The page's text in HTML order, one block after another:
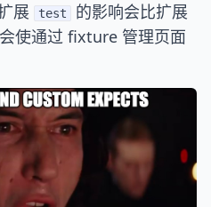
展
test 的影响会比扩展
使通过 fixture 管理页面